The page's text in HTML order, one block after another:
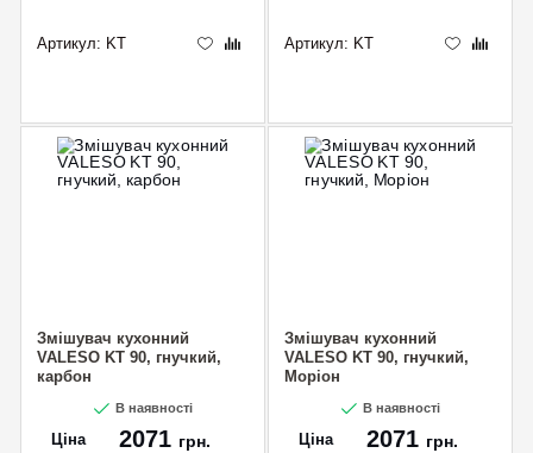
Артикул: KT Артикул: KT
Змішувач кухонний
VALESO KT 90, гнучкий,
карбон
В наявності
Ціна 2071 грн.
Змішувач кухонний
VALESO KT 90, гнучкий,
Моріон
В наявності
Ціна 2071 грн.